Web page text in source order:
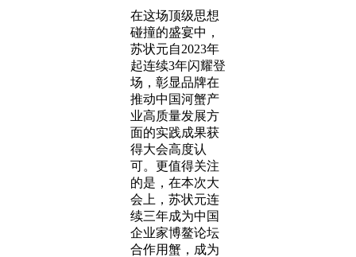
在这场顶级思想
碰撞的盛宴中，
苏状元自2023年
起连续3年闪耀登
场，彰显品牌在
推动中国河蟹产
业高质量发展方
面的实践成果获
得大会高度认
可。更值得关注
的是，在本次大
会上，苏状元连
续三年成为中国
企业家博鳌论坛
合作用蟹，成为